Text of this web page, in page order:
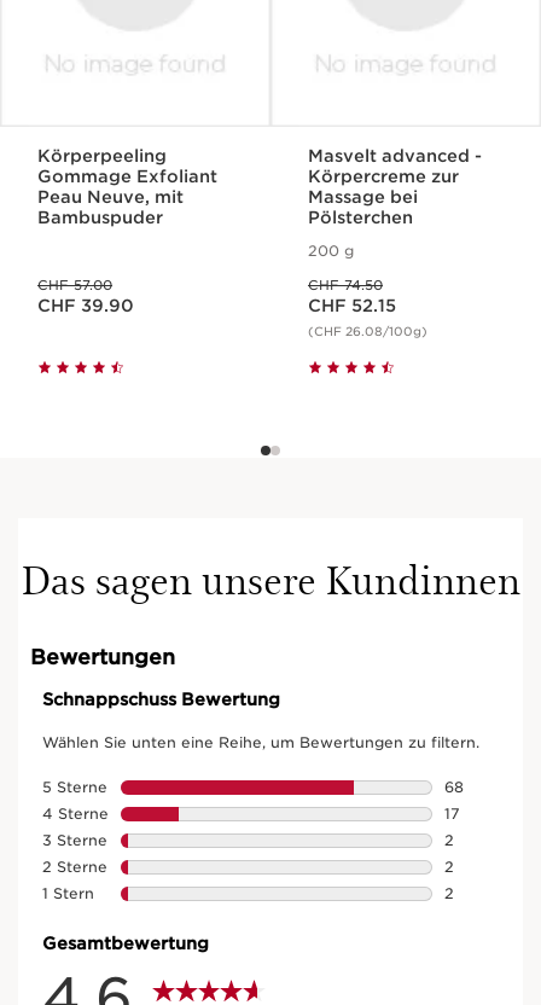
Körperpeeling
Gommage Exfoliant
Peau Neuve, mit
Bambuspuder
CHF 57.00
Aktueller Preis CHF 39.90
CHF 39.90
Masvelt advanced -
Körpercreme zur
Massage bei
Pölsterchen
200 g
CHF 74.50
Aktueller Preis CHF 52.15
CHF 52.15
(CHF 26.08/100g)
Das sagen unsere Kundinnen